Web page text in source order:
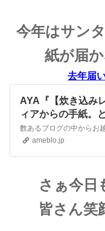
今年はサン
紙が届
去年届
AYA『【炊き込み
ィアからの手紙。
込みごはん』
ameblo.jp
さぁ今日
皆さん笑